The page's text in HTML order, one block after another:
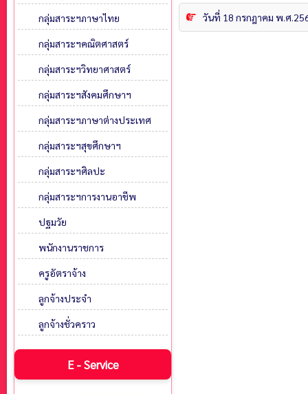
กลุ่มสาระฯภาษาไทย
กลุ่มสาระฯคณิตศาสตร์
กลุ่มสาระฯวิทยาศาสตร์
กลุ่มสาระฯสังคมศึกษาฯ
กลุ่มสาระฯภาษาต่างประเทศ
กลุ่มสาระฯสุขศึกษาฯ
กลุ่มสาระฯศิลปะ
กลุ่มสาระฯการงานอาชีพ
ปฐมวัย
พนักงานราชการ
ครูอัตราจ้าง
ลูกจ้างประจำ
ลูกจ้างชั่วคราว
E - Service
วันที่ 18 กรกฎาคม พ.ศ